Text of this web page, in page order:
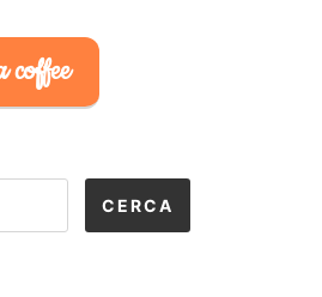
coffee